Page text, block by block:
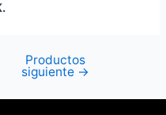
Productos
siguiente →